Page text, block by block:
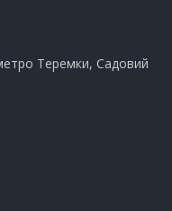
Теремки, Садовий